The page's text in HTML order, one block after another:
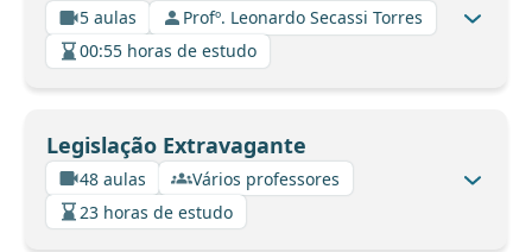
5 aulas
Profº. Leonardo Secassi Torres
00:55 horas de estudo
Legislação Extravagante
48 aulas
Vários professores
23 horas de estudo